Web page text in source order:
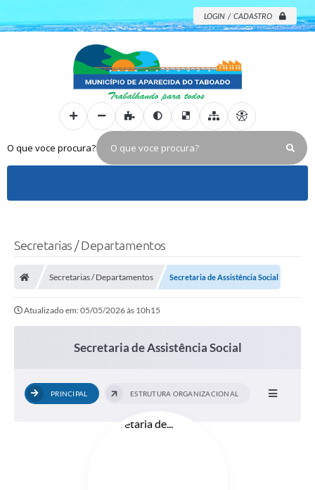
LOGIN / CADASTRO
O que voce procura?
Secretarias / Departamentos
Secretarias / Departamentos Secretaria de Assistência Social
Atualizado em: 05/05/2026 às 10h15
Secretaria de Assistência Social
PRINCIPAL ESTRUTURA ORGANIZACIONAL